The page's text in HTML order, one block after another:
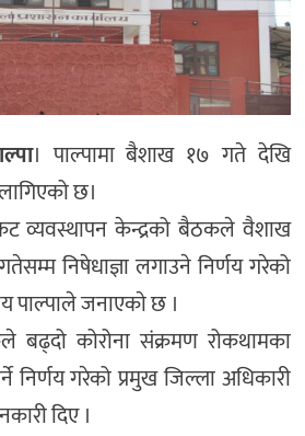
। पाल्पामा बैशाख १७ गते देखि
छ।
व्यवस्थापन केन्द्रको बैठकले वैशाख
निषेधाज्ञा लगाउने निर्णय गरेको
पाल्पाले जनाएकाे छ ।
बढ्दो कोरोना संक्रमण रोकथामका
निर्णय गरेको प्रमुख जिल्ला अधिकारी
दिए ।